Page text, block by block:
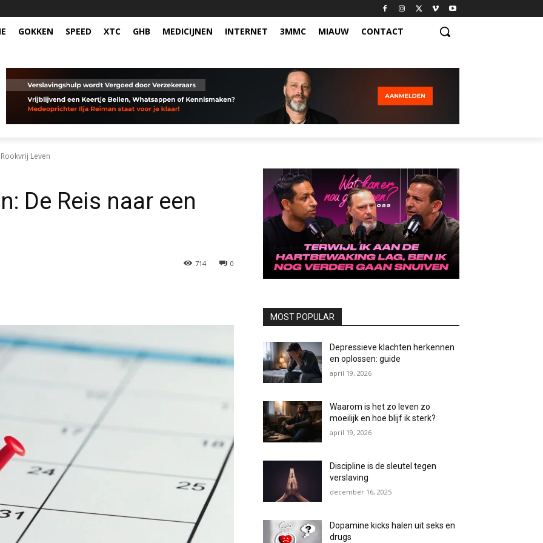
GOKKEN SPEED XTC GHB MEDICIJNEN INTERNET 3MMC MIAUW CONTACT
Leven
De Reis naar een
0
714
MOST POPULAR
Depressieve klachten herkennen
en oplossen: guide
april 19, 2026
Waarom is het zo leven zo
moeilijk en hoe blijf ik sterk?
april 19, 2026
Discipline is de sleutel tegen
verslaving
december 16, 2025
Dopamine kicks halen uit seks en
drugs